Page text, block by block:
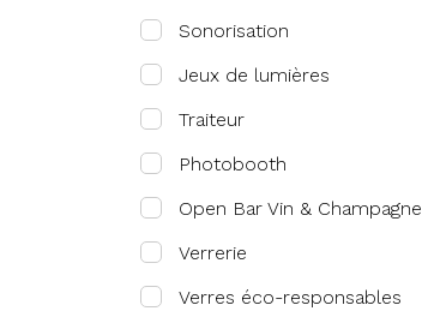
Sonorisation
Jeux de lumières
Traiteur
Photobooth
Open Bar Vin & Champagne
Verrerie
Verres éco-responsables